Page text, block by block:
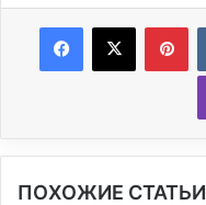
ПОХОЖИЕ СТАТЬИ